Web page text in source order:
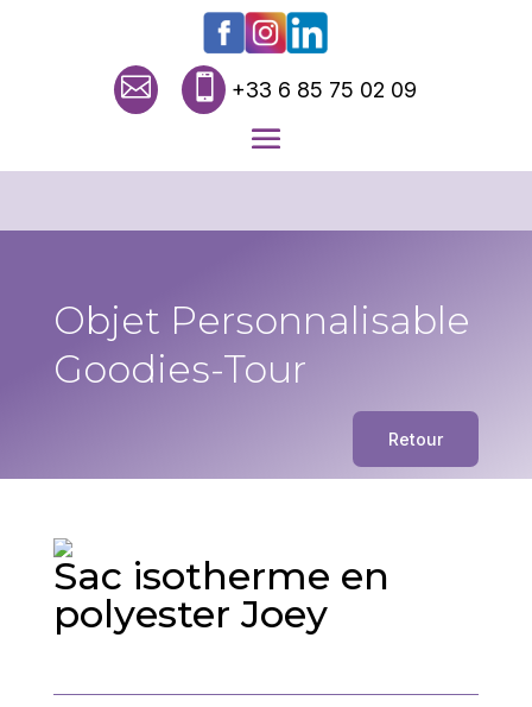
  +33 6 85 75 02 09
Objet Personnalisable
Goodies-Tour
Retour
Sac isotherme en
polyester Joey